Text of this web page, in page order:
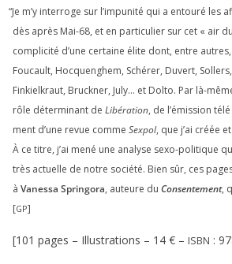
“Je m’y inter­roge sur l’impunité qui a entou­ré les
dès après Mai-68, et en par­ti­cu­lier sur cet « air
com­pli­ci­té d’une cer­taine élite dont, entre
Foucault, Hocquenghem, Schérer, Duvert,
Finkielkraut, Bruckner, July… et Dolto. Par là-
rôle déter­mi­nant de Libération, de l’émission télé
ment d’une revue comme Sexpol, que j’ai créée
À ce titre, j’ai mené une ana­lyse sexo-poli­tique
très actuelle de notre socié­té. Bien sûr, ces
à Vanessa Springora, auteure du Consentement,
[GP]
[101 pages – Illustrations – 14 € – ISBN :